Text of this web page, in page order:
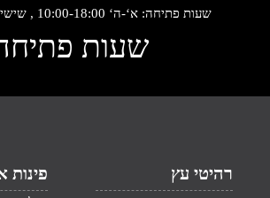
שעות פתיחה: א‘-ה‘ 10:00-18:00 , שישי: 9:00-14:00
שעות
רהיטי עץ פינות